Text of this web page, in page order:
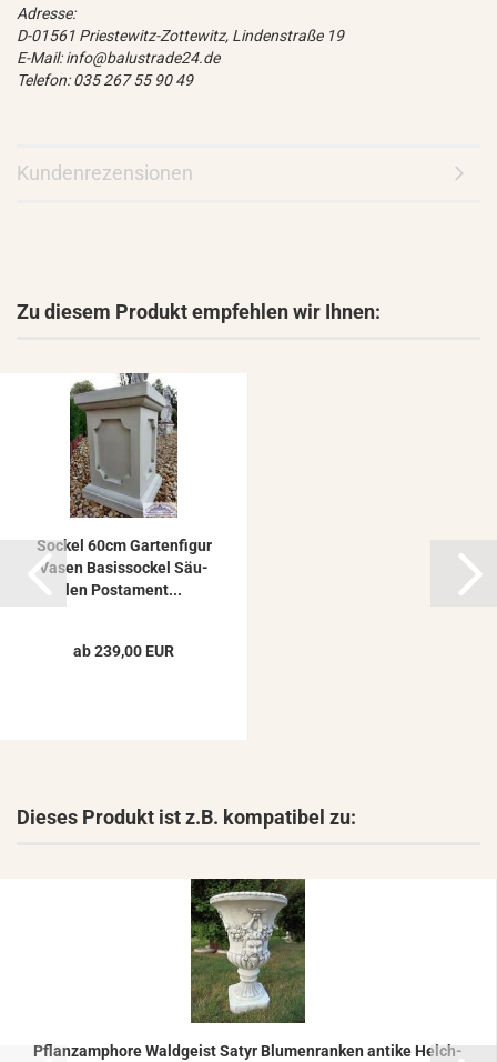
Adresse:
D-01561 Priestewitz-Zottewitz, Lindenstraße 19
E-Mail: info@balustrade24.de
Telefon: 035 267 55 90 49
Kundenrezensionen
Zu diesem Produkt empfehlen wir Ihnen:
So­ckel 60cm Gar­ten­fi­gur
Vasen Ba­sis­so­ckel Säu­
len Pos­ta­ment...
ab 239,00 EUR
Dieses Produkt ist z.B. kompatibel zu:
Pflanz­am­pho­re Wald­geist Satyr Blu­men­ran­ken an­ti­ke Helch­